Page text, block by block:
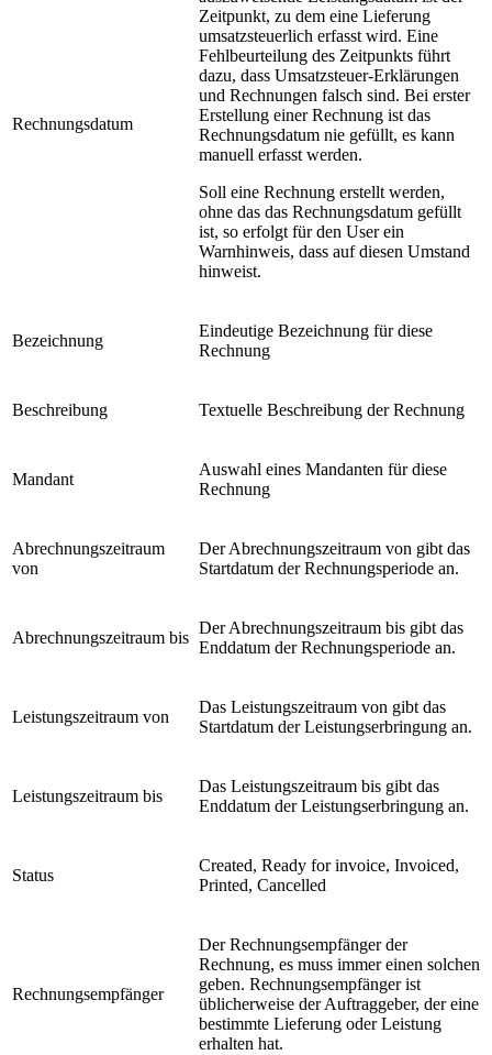
Rechnungsdatum
Zeitpunkt, zu dem eine Lieferung
umsatzsteuerlich erfasst wird. Eine
Fehlbeurteilung des Zeitpunkts führt
dazu, dass Umsatzsteuer-Erklärungen
und Rechnungen falsch sind. Bei erster
Erstellung einer Rechnung ist das
Rechnungsdatum nie gefüllt, es kann
manuell erfasst werden.
Soll eine Rechnung erstellt werden,
ohne das das Rechnungsdatum gefüllt
ist, so erfolgt für den User ein
Warnhinweis, dass auf diesen Umstand
hinweist.
Bezeichnung
Eindeutige Bezeichnung für diese
Rechnung
Beschreibung Textuelle Beschreibung der Rechnung
Mandant
Auswahl eines Mandanten für diese
Rechnung
Abrechnungszeitraum
von
Der Abrechnungszeitraum von gibt das
Startdatum der Rechnungsperiode an.
Abrechnungszeitraum bis
Der Abrechnungszeitraum bis gibt das
Enddatum der Rechnungsperiode an.
Leistungszeitraum von
Das Leistungszeitraum von gibt das
Startdatum der Leistungserbringung an.
Leistungszeitraum bis
Das Leistungszeitraum bis gibt das
Enddatum der Leistungserbringung an.
Status
Created, Ready for invoice, Invoiced,
Printed, Cancelled
Rechnungsempfänger
Der Rechnungsempfänger der
Rechnung, es muss immer einen solchen
geben. Rechnungsempfänger ist
üblicherweise der Auftraggeber, der eine
bestimmte Lieferung oder Leistung
erhalten hat.